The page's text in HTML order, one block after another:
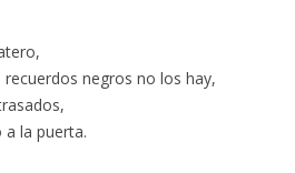
negros no los hay,
la puerta.